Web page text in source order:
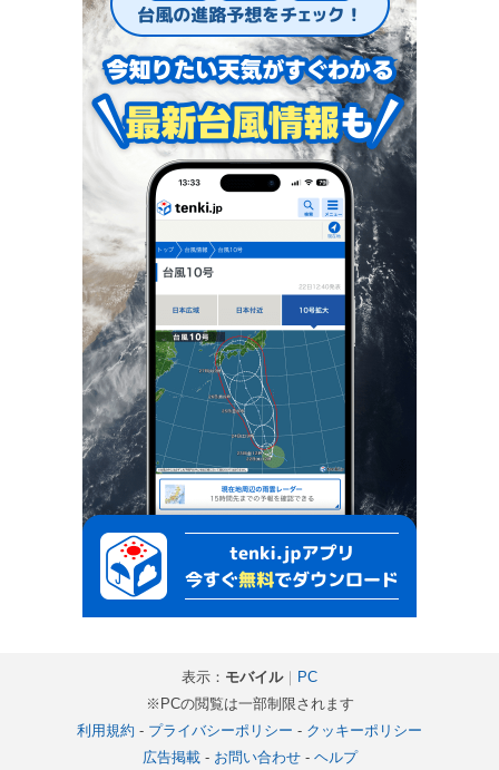
表示： モバイル｜ PC
※PCの閲覧は一部制限されます
利用規約 - プライバシーポリシー - クッキーポリシー
広告掲載- お問い合わせ- ヘルプ